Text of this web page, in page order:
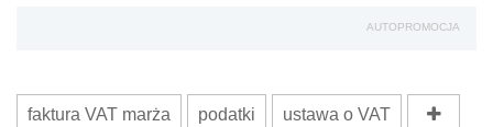
AUTOPROMOCJA
faktura VAT marża podatki ustawa o VAT